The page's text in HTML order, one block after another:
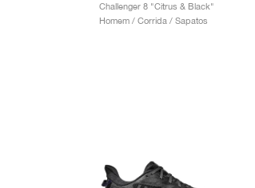
Challenger 8 "Citrus & Black"
Homem / Corrida / Sapatos